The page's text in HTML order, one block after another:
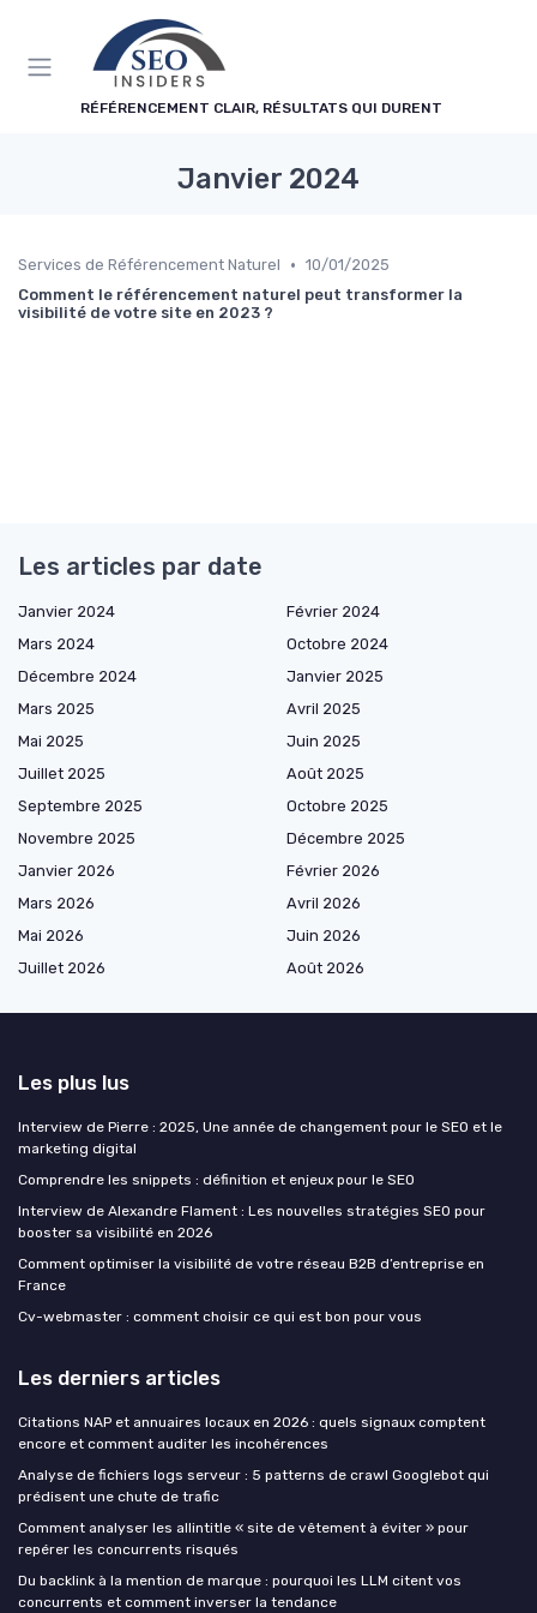
RÉFÉRENCEMENT CLAIR, RÉSULTATS QUI DURENT
Janvier 2024
Services de Référencement Naturel • 10/01/2025
Comment le référencement naturel peut transformer la
visibilité de votre site en 2023 ?
Les articles par date
Janvier 2024
Février 2024
Mars 2024
Octobre 2024
Décembre 2024
Janvier 2025
Mars 2025
Avril 2025
Mai 2025
Juin 2025
Juillet 2025
Août 2025
Septembre 2025
Octobre 2025
Novembre 2025
Décembre 2025
Janvier 2026
Février 2026
Mars 2026
Avril 2026
Mai 2026
Juin 2026
Juillet 2026
Août 2026
Les plus lus
Interview de Pierre : 2025, Une année de changement pour le SEO et le
marketing digital
Comprendre les snippets : définition et enjeux pour le SEO
Interview de Alexandre Flament : Les nouvelles stratégies SEO pour
booster sa visibilité en 2026
Comment optimiser la visibilité de votre réseau B2B d’entreprise en
France
Cv-webmaster : comment choisir ce qui est bon pour vous
Les derniers articles
Citations NAP et annuaires locaux en 2026 : quels signaux comptent
encore et comment auditer les incohérences
Analyse de fichiers logs serveur : 5 patterns de crawl Googlebot qui
prédisent une chute de trafic
Comment analyser les allintitle « site de vêtement à éviter » pour
repérer les concurrents risqués
Du backlink à la mention de marque : pourquoi les LLM citent vos
concurrents et comment inverser la tendance
Panneau de gestion des cookies